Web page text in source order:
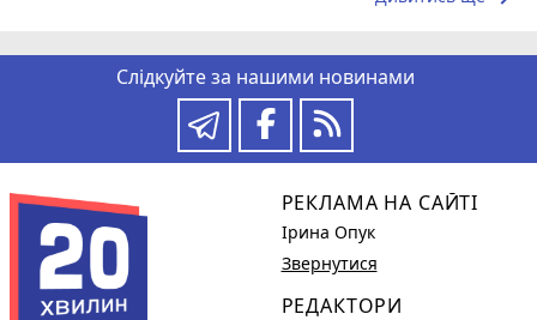
Слідкуйте за нашими новинами
РЕКЛАМА НА САЙТІ
Ірина Опук
Звернутися
РЕДАКТОРИ